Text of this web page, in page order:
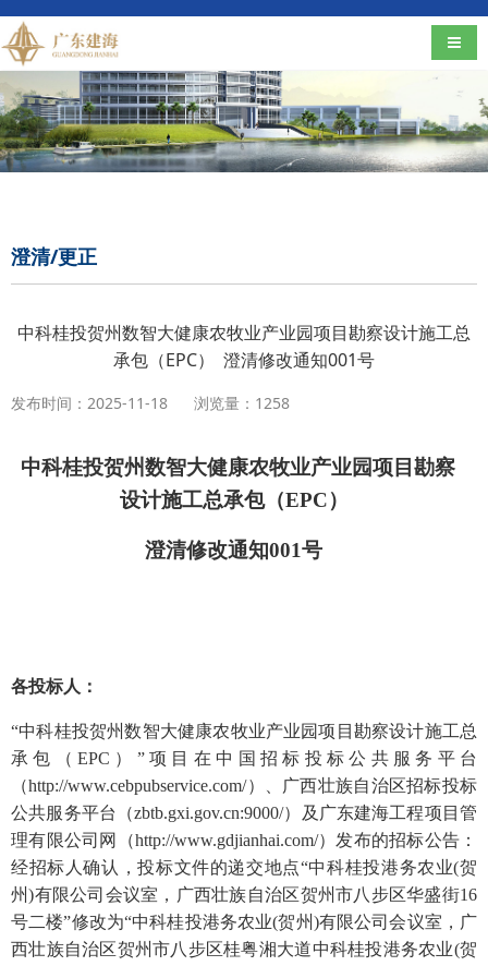
导航
澄清/更正
中科桂投贺州数智大健康农牧业产业园项目勘察设计施工总
承包（EPC） 澄清修改通知001号
发布时间：2025-11-18 浏览量：1258
中科桂投贺州数智大健康农牧业产业园项目勘察
设计施工总承包（EPC）
澄清修改通知001号
各投标人：
“中科桂投贺州数智大健康农牧业产业园项目勘察设计施工总
承包（EPC） ”项目在中国招标投标公共服务平台
（http://www.cebpubservice.com/）、广西壮族自治区招标投标
公共服务平台（zbtb.gxi.gov.cn:9000/）及广东建海工程项目管
理有限公司网（http://www.gdjianhai.com/）发布的招标公告：
经招标人确认，投标文件的递交地点“中科桂投港务农业(贺
州)有限公司会议室，广西壮族自治区贺州市八步区华盛街16
号二楼”修改为“中科桂投港务农业(贺州)有限公司会议室，广
西壮族自治区贺州市八步区桂粤湘大道中科桂投港务农业(贺